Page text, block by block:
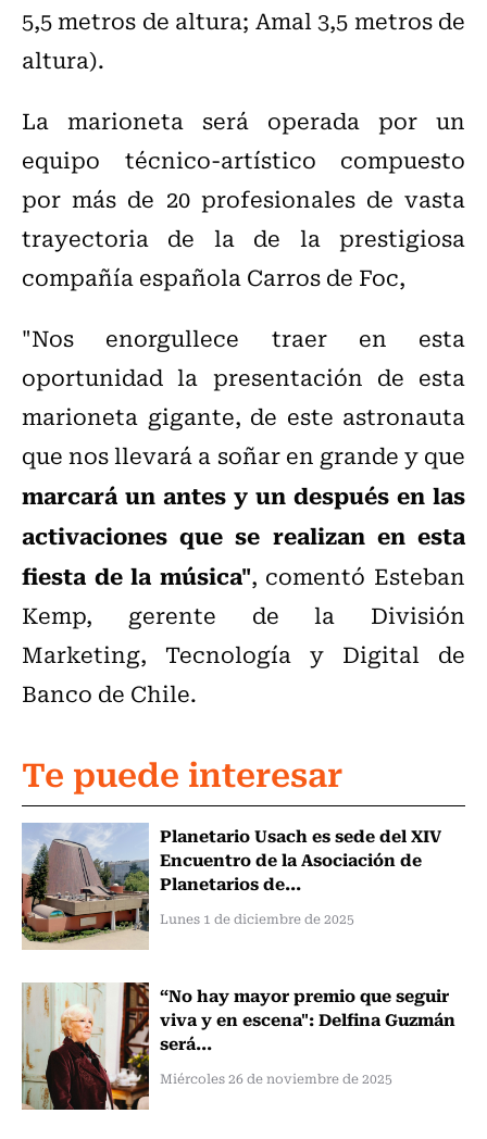
5,5 metros de altura; Amal 3,5 metros de
altura).
La marioneta será operada por un
equipo técnico-artístico compuesto
por más de 20 profesionales de vasta
trayectoria de la de la prestigiosa
compañía española Carros de Foc,
"Nos enorgullece traer en esta
oportunidad la presentación de esta
marioneta gigante, de este astronauta
que nos llevará a soñar en grande y que
marcará un antes y un después en las
activaciones que se realizan en esta
fiesta de la música", comentó Esteban
Kemp, gerente de la División
Marketing, Tecnología y Digital de
Banco de Chile.
Te puede interesar
Planetario Usach es sede del XIV
Encuentro de la Asociación de
Planetarios de...
Lunes 1 de diciembre de 2025
“No hay mayor premio que seguir
viva y en escena": Delfina Guzmán
será...
Miércoles 26 de noviembre de 2025